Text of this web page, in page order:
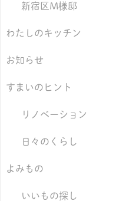
新宿区M様邸
わたしのキッチン
お知らせ
すまいのヒント
リノベーション
日々のくらし
よみもの
いいもの探し